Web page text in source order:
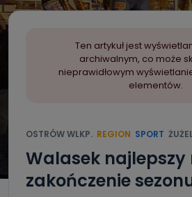
Ten artykuł jest
archiwalnym, co może
nieprawidłowym
elementów.
OSTRÓW WLKP. REGION SPORT
Walasek najlepszy
zakończenie